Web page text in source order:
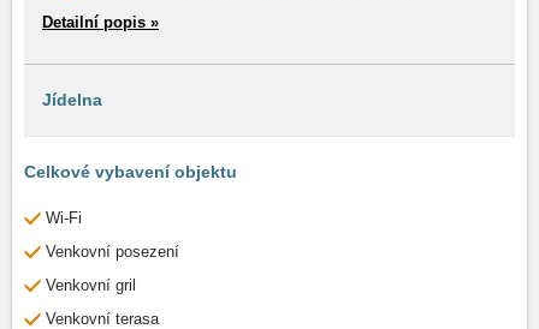
Detailní popis »
Jídelna
Celkové vybavení objektu
Wi-Fi
Venkovní posezení
Venkovní gril
Venkovní terasa